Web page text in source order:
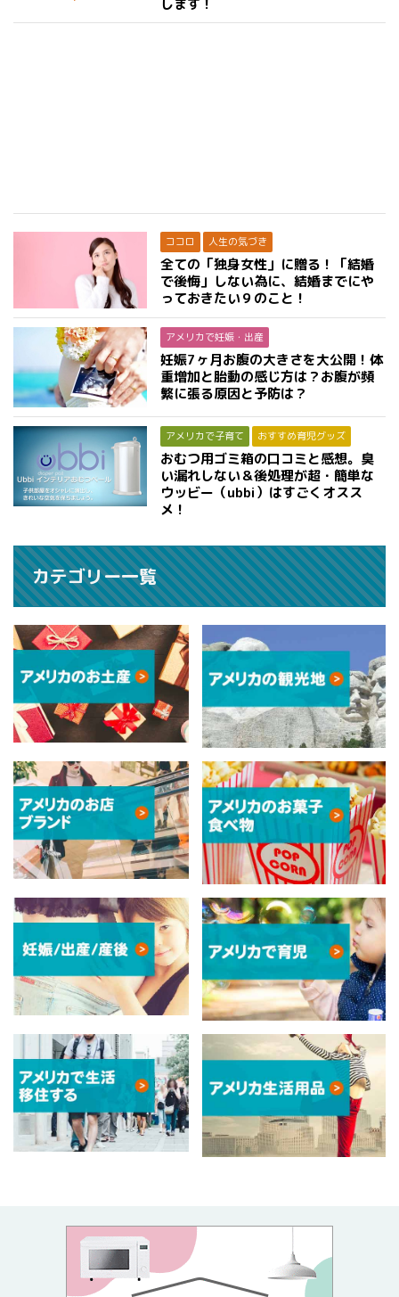
ココロ 人生の気づき
全ての「独身女性」に贈る！「結婚
で後悔」しない為に、結婚までにや
っておきたい９のこと！
アメリカで妊娠・出産
妊娠7ヶ月お腹の大きさを大公開！体
重増加と胎動の感じ方は？お腹が頻
繁に張る原因と予防は？
アメリカで子育て おすすめ育児グッズ
おむつ用ゴミ箱の口コミと感想。臭
い漏れしない＆後処理が超・簡単な
ウッビー（ubbi）はすごくオスス
メ！
カテゴリー一覧